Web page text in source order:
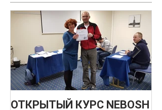
ОТКРЫТЫЙ КУРС NEBOSH